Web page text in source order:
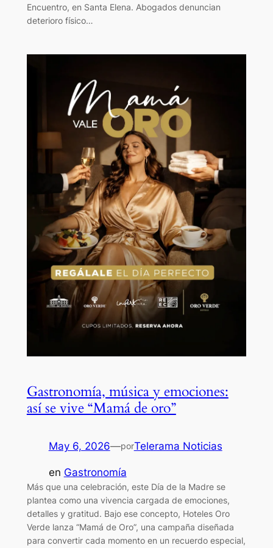
Encuentro, en Santa Elena. Abogados denuncian
deterioro físico…
Gastronomía, música y emociones:
así se vive “Mamá de oro”
May 6, 2026—porTelerama Noticias
en Gastronomía
Más que una celebración, este Día de la Madre se
plantea como una vivencia cargada de emociones,
detalles y gratitud. Bajo ese concepto, Hoteles Oro
Verde lanza “Mamá de Oro”, una campaña diseñada
para convertir cada momento en un recuerdo especial,